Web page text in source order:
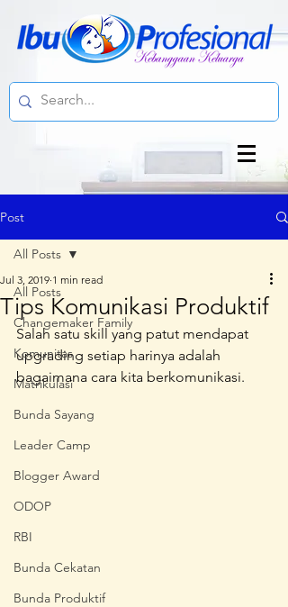
Post
All Posts
Changemaker Family
Komunitas
Matrikulasi
Bunda Sayang
Leader Camp
Blogger Award
ODOP
RBI
Bunda Cekatan
Bunda Produktif
All Posts
Tips Komunikasi Produktif
Jul 3, 2019 1 min read
Salah satu skill yang patut mendapat
upgrading setiap harinya adalah
bagaimana cara kita berkomunikasi.